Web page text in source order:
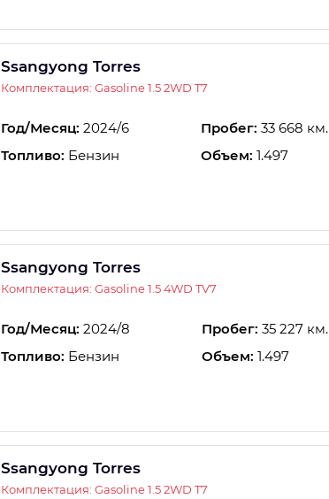
Ssangyong Torres
Комплектация: Gasoline 1.5 2WD T7
Год/Месяц: 2024/6 Пробег: 33 668 км.
Топливо: Бензин Объем: 1.497
Ssangyong Torres
Комплектация: Gasoline 1.5 4WD TV7
Год/Месяц: 2024/8 Пробег: 35 227 км.
Топливо: Бензин Объем: 1.497
Ssangyong Torres
Комплектация: Gasoline 1.5 2WD T7